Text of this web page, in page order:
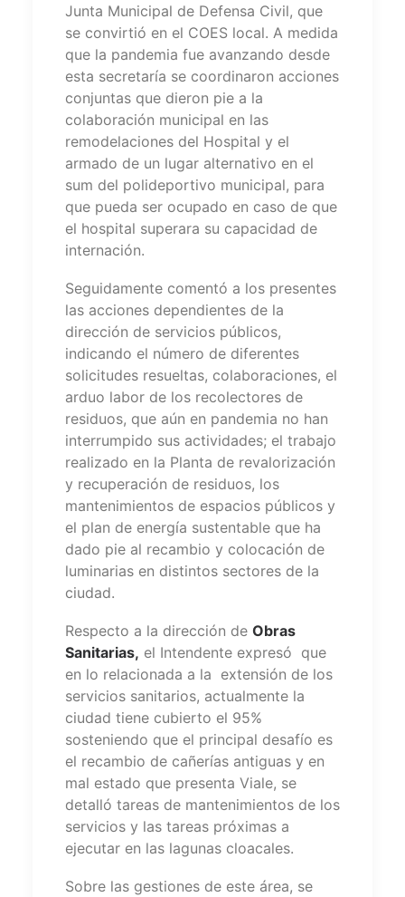
Junta Municipal de Defensa Civil, que
se convirtió en el COES local. A medida
que la pandemia fue avanzando desde
esta secretaría se coordinaron acciones
conjuntas que dieron pie a la
colaboración municipal en las
remodelaciones del Hospital y el
armado de un lugar alternativo en el
sum del polideportivo municipal, para
que pueda ser ocupado en caso de que
el hospital superara su capacidad de
internación.
Seguidamente comentó a los presentes
las acciones dependientes de la
dirección de servicios públicos,
indicando el número de diferentes
solicitudes resueltas, colaboraciones, el
arduo labor de los recolectores de
residuos, que aún en pandemia no han
interrumpido sus actividades; el trabajo
realizado en la Planta de revalorización
y recuperación de residuos, los
mantenimientos de espacios públicos y
el plan de energía sustentable que ha
dado pie al recambio y colocación de
luminarias en distintos sectores de la
ciudad.
Respecto a la dirección de Obras
Sanitarias, el Intendente expresó que
en lo relacionada a la extensión de los
servicios sanitarios, actualmente la
ciudad tiene cubierto el 95%
sosteniendo que el principal desafío es
el recambio de cañerías antiguas y en
mal estado que presenta Viale, se
detalló tareas de mantenimientos de los
servicios y las tareas próximas a
ejecutar en las lagunas cloacales.
Sobre las gestiones de este área, se